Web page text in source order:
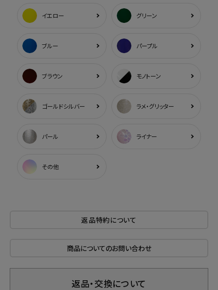
イエロー グリーン
ブルー パープル
ブラウン モノトーン
ゴールドシルバー ラメ・グリッター
パール ライナー
その他
返品特約について
商品についてのお問い合わせ
返品・交換について